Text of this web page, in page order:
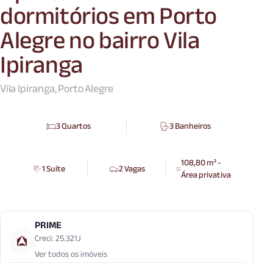
dormitórios em Porto
Alegre no bairro Vila
Ipiranga
Vila Ipiranga, Porto Alegre
3 Quartos 3 Banheiros
1 Suíte 2 Vagas 108,80 m² -
Área privativa
PRIME
Creci: 25.321J
Ver todos os imóveis